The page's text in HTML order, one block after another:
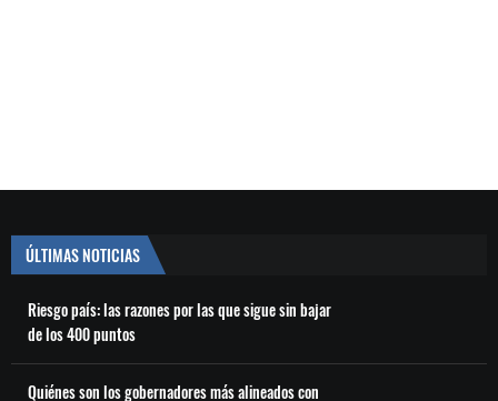
ÚLTIMAS NOTICIAS
Riesgo país: las razones por las que sigue sin bajar
de los 400 puntos
Quiénes son los gobernadores más alineados con